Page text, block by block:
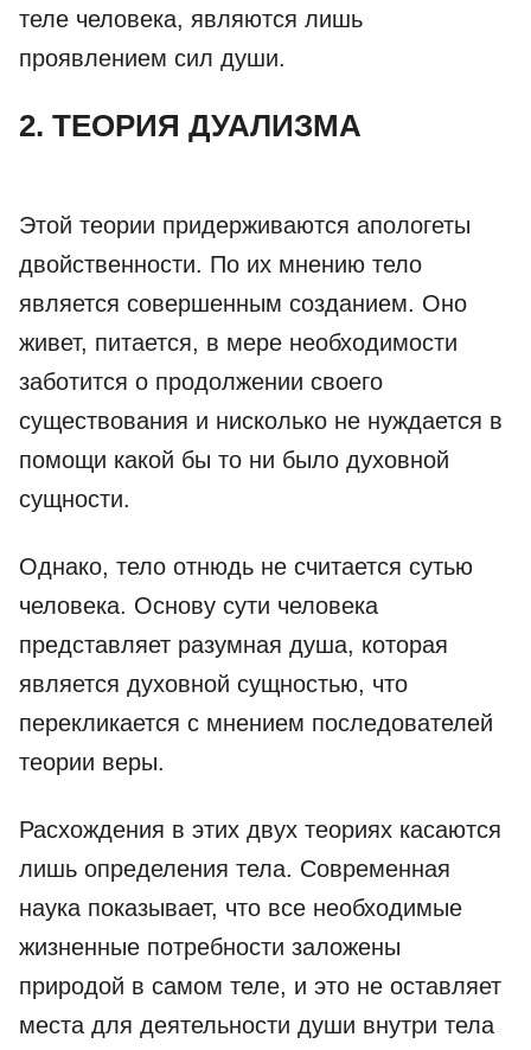
теле человека, являются лишь
проявлением сил души.
2. ТЕОРИЯ ДУАЛИЗМА
Этой теории придерживаются апологеты
двойственности. По их мнению тело
является совершенным созданием. Оно
живет, питается, в мере необходимости
заботится о продолжении своего
существования и нисколько не нуждается в
помощи какой бы то ни было духовной
сущности.
Однако, тело отнюдь не считается сутью
человека. Основу сути человека
представляет разумная душа, которая
является духовной сущностью, что
перекликается с мнением последователей
теории веры.
Расхождения в этих двух теориях касаются
лишь определения тела. Современная
наука показывает, что все необходимые
жизненные потребности заложены
природой в самом теле, и это не оставляет
места для деятельности души внутри тела